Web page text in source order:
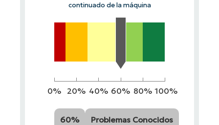
continuado de la máquina
0% 20% 40% 60% 80% 100%
60% Problemas Conocidos